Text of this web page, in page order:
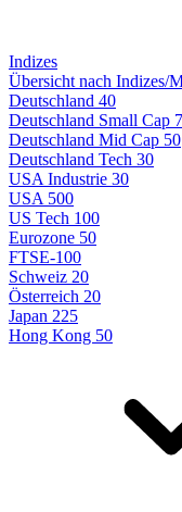
Indizes
Übersicht nach Indizes/
Deutschland 40
Deutschland Small Cap
Deutschland Mid Cap 50
Deutschland Tech 30
USA Industrie 30
USA 500
US Tech 100
Eurozone 50
FTSE-100
Schweiz 20
Österreich 20
Japan 225
Hong Kong 50